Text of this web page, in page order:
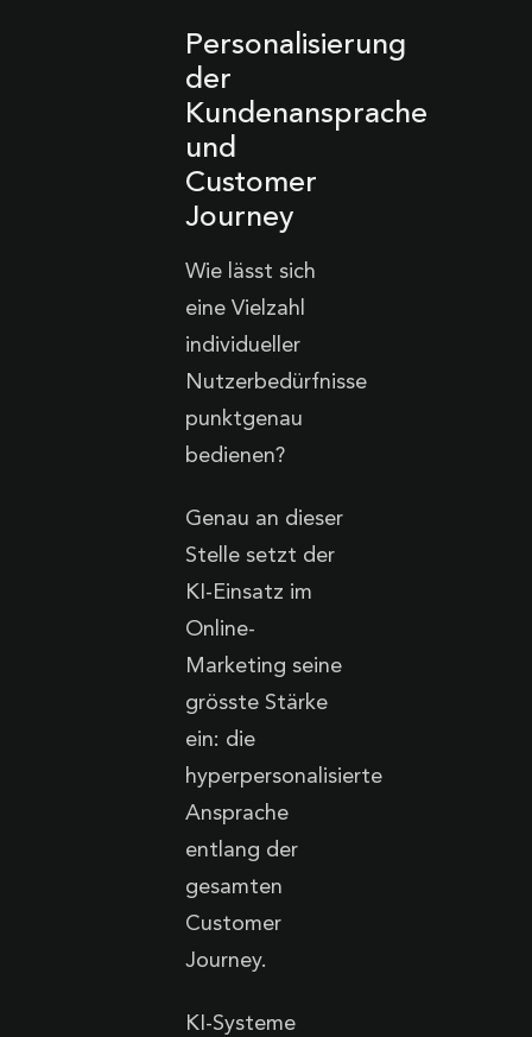
Personalisierung
der
Kundenansprache
und
Customer
Journey
Wie lässt sich
eine Vielzahl
individueller
Nutzerbedürfnisse
punktgenau
bedienen?
Genau an dieser
Stelle setzt der
KI-Einsatz im
Online-
Marketing seine
grösste Stärke
ein: die
hyperpersonalisierte
Ansprache
entlang der
gesamten
Customer
Journey.
KI-Systeme